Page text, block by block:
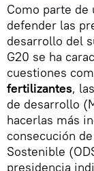
Como parte de
defender las
desarrollo del
G20 se ha
cuestiones
fertilizantes,
de desarrollo
hacerlas más
consecución
Sostenible
presidencia